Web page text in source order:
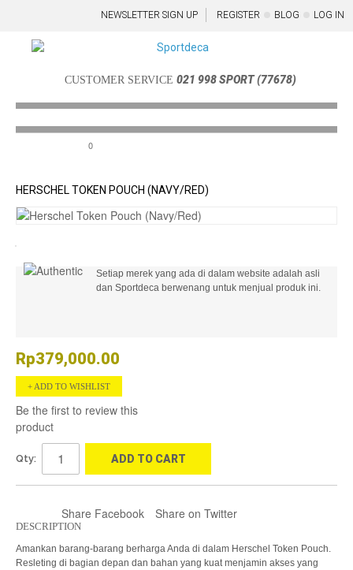
NEWSLETTER SIGN UP REGISTER BLOG LOG IN
CUSTOMER SERVICE 021 998 SPORT (77678)
Menu
0
HERSCHEL TOKEN POUCH (NAVY/RED)
Setiap merek yang ada di dalam website adalah asli
dan Sportdeca berwenang untuk menjual produk ini.
Rp379,000.00
ADD TO WISHLIST
Be the first to review this
product
Qty: ADD TO CART
Share Facebook Share on Twitter
DESCRIPTION
Amankan barang-barang berharga Anda di dalam Herschel Token Pouch.
Resleting di bagian depan dan bahan yang kuat menjamin akses yang